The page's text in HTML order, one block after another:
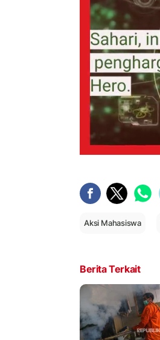
Aksi Mahasiswa
Berita Terkait